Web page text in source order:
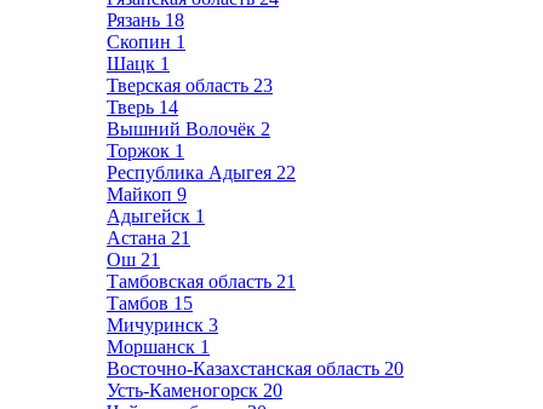
Рязань 18
Скопин 1
Шацк 1
Тверская область 23
Тверь 14
Вышний Волочёк 2
Торжок 1
Республика Адыгея 22
Майкоп 9
Адыгейск 1
Астана 21
Ош 21
Тамбовская область 21
Тамбов 15
Мичуринск 3
Моршанск 1
Восточно-Казахстанская область 20
Усть-Каменогорск 20